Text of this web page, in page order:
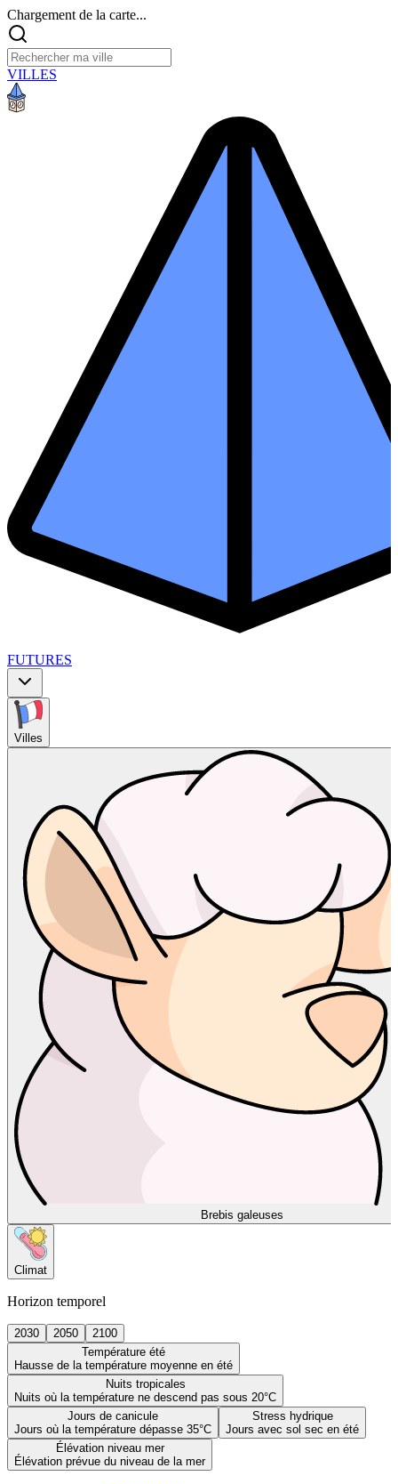
Chargement de la carte...
VILLES
FUTURES
Villes
Brebis galeuses
Climat
Horizon temporel
2030 2050
2100
Température été
Hausse de la température moyenne en été
Nuits tropicales
Nuits où la température ne descend pas sous 20°C
Jours de canicule
Jours où la température dépasse 35°C
Stress hydrique
Jours avec sol sec en été
Élévation niveau mer
Élévation prévue du niveau de la mer